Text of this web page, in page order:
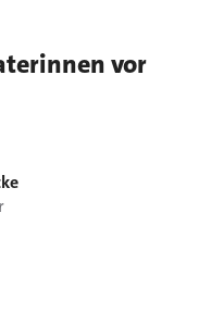
vor